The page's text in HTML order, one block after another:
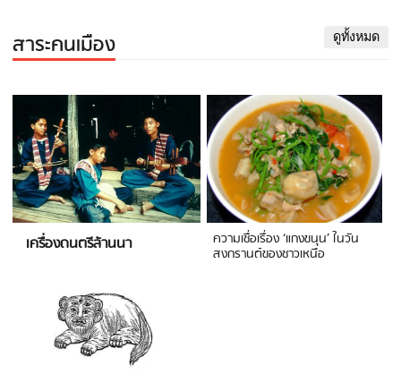
สาระคนเมือง ดูทั้งหมด
เครื่องดนตรีล้านนา ความเชื่อเรื่อง ‘แกงขนุน’ ในวัน
สงกรานต์ของชาวเหนือ